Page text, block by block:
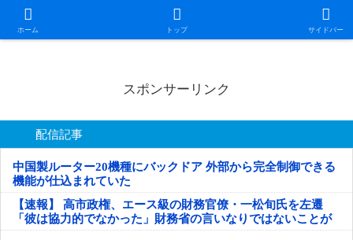
ホーム トップ サイドバー
日本第一！ニュース録
スポンサーリンク
配信記事
中国製ルーター20機種にバックドア 外部から完全制御できる
機能が仕込まれていた
【速報】 高市政権、エース級の財務官僚・一松旬氏を左遷
「彼は協力的でなかった」財務省の言いなりではないことが
判明